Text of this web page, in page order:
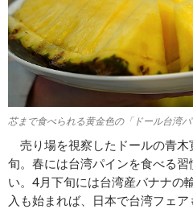
芯まで食べられる黄金色の「ドール台湾パ
売り場を視察したドールの青木
旬。春には台湾パインを食べる
い。4月下旬には台湾産バナナの
入も始まれば、日本で台湾フェ